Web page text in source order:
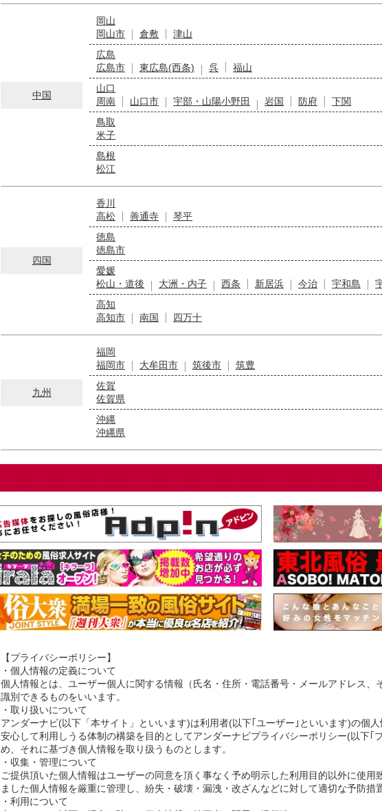
中国
岡山
岡山市
倉敷
津山
広島
広島市
東広島(西条) 呉
福山
山口
周南
山口市 宇部・山陽小野田 岩国 防府
下関
鳥取
米子
島根
松江
四国
香川
高松
善通寺
琴平
徳島
徳島市
愛媛
松山・道後
大洲・内子 西条 新居浜 今治 宇和島
高知
高知市
南国 四万十
九州
福岡
福岡市
大牟田市 筑後市
筑豊
佐賀
佐賀県
沖縄
沖縄県
【プライバシーポリシー】
・個人情報の定義について
個人情報とは、ユーザー個人に関する情報（氏名・住所・電話番号・メールアドレス、
識別できるものをいいます。
・取り扱いについて
アンダーナビ(以下「本サイト」といいます)は利用者(以下｢ユーザー｣といいます)の個
安心して利用しうる体制の構築を目的としてアンダーナビプライバシーポリシー(以下｢
め、それに基づき個人情報を取り扱うものとします。
・収集・管理について
ご提供頂いた個人情報はユーザーの同意を頂く事なく予め明示した利用目的以外に使用
ました個人情報を厳重に管理し、紛失・破壊・漏洩・改ざんなどに対して適切な予防措
・利用について